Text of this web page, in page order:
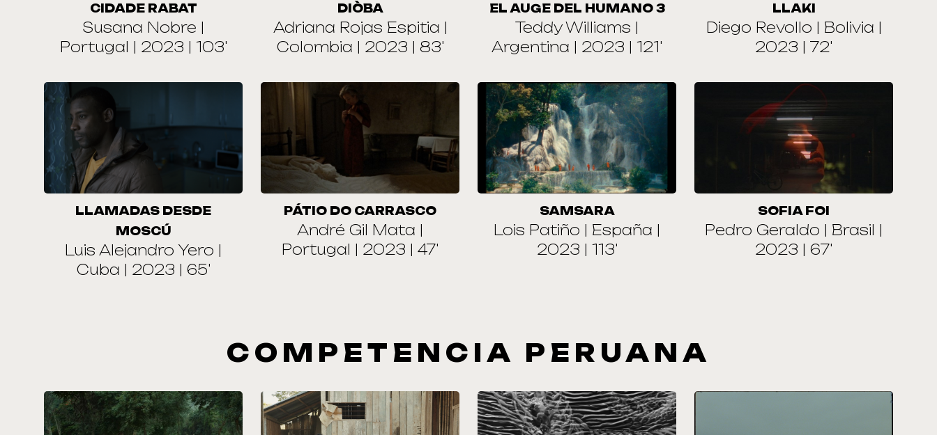
CIDADE RABAT
Susana Nobre |
Portugal | 2023 | 103'
DIÒBA
Adriana Rojas Espitia |
Colombia | 2023 | 83'
EL AUGE DEL HUMANO 3
Teddy Williams |
Argentina | 2023 | 121'
LLAKI
Diego Revollo | Bolivia |
2023 | 72'
LLAMADAS DESDE
MOSCÚ
Luis Alejandro Yero |
Cuba | 2023 | 65'
PÁTIO DO CARRASCO
André Gil Mata |
Portugal | 2023 | 47'
SAMSARA
Lois Patiño | España |
2023 | 113'
SOFIA FOI
Pedro Geraldo | Brasil |
2023 | 67'
COMPETENCIA PERUANA